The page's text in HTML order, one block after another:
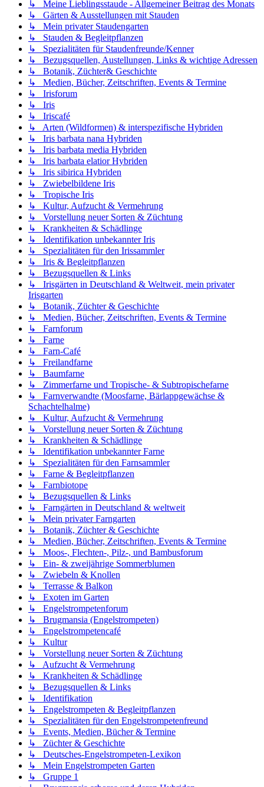
↳ Meine Lieblingsstaude - Allgemeiner Beitrag des Monats
↳ Gärten & Ausstellungen mit Stauden
↳ Mein privater Staudengarten
↳ Stauden & Begleitpflanzen
↳ Spezialitäten für Staudenfreunde/Kenner
↳ Bezugsquellen, Austellungen, Links & wichtige Adressen
↳ Botanik, Züchter& Geschichte
↳ Medien, Bücher, Zeitschriften, Events & Termine
↳ Irisforum
↳ Iris
↳ Iriscafé
↳ Arten (Wildformen) & interspezifische Hybriden
↳ Iris barbata nana Hybriden
↳ Iris barbata media Hybriden
↳ Iris barbata elatior Hybriden
↳ Iris sibirica Hybriden
↳ Zwiebelbildene Iris
↳ Tropische Iris
↳ Kultur, Aufzucht & Vermehrung
↳ Vorstellung neuer Sorten & Züchtung
↳ Krankheiten & Schädlinge
↳ Identifikation unbekannter Iris
↳ Spezialitäten für den Irissammler
↳ Iris & Begleitpflanzen
↳ Bezugsquellen & Links
↳ Irisgärten in Deutschland & Weltweit, mein privater
Irisgarten
↳ Botanik, Züchter & Geschichte
↳ Medien, Bücher, Zeitschriften, Events & Termine
↳ Farnforum
↳ Farne
↳ Farn-Café
↳ Freilandfarne
↳ Baumfarne
↳ Zimmerfarne und Tropische- & Subtropischefarne
↳ Farnverwandte (Moosfarne, Bärlappgewächse &
Schachtelhalme)
↳ Kultur, Aufzucht & Vermehrung
↳ Vorstellung neuer Sorten & Züchtung
↳ Krankheiten & Schädlinge
↳ Identifikation unbekannter Farne
↳ Spezialitäten für den Farnsammler
↳ Farne & Begleitpflanzen
↳ Farnbiotope
↳ Bezugsquellen & Links
↳ Farngärten in Deutschland & weltweit
↳ Mein privater Farngarten
↳ Botanik, Züchter & Geschichte
↳ Medien, Bücher, Zeitschriften, Events & Termine
↳ Moos-, Flechten-, Pilz-, und Bambusforum
↳ Ein- & zweijährige Sommerblumen
↳ Zwiebeln & Knollen
↳ Terrasse & Balkon
↳ Exoten im Garten
↳ Engelstrompetenforum
↳ Brugmansia (Engelstrompeten)
↳ Engelstrompetencafé
↳ Kultur
↳ Vorstellung neuer Sorten & Züchtung
↳ Aufzucht & Vermehrung
↳ Krankheiten & Schädlinge
↳ Bezugsquellen & Links
↳ Identifikation
↳ Engelstrompeten & Begleitpflanzen
↳ Spezialitäten für den Engelstrompetenfreund
↳ Events, Medien, Bücher & Termine
↳ Züchter & Geschichte
↳ Deutsches-Engelstrompeten-Lexikon
↳ Mein Engelstrompeten Garten
↳ Gruppe 1